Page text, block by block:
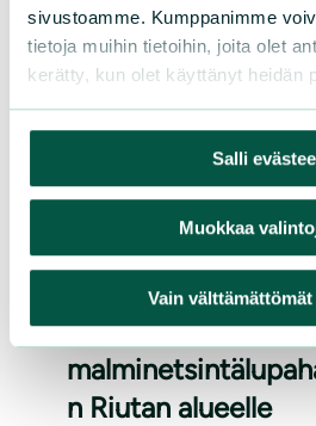
sivustoamme. Kumppanimme
tietoja muihin tietoihin, joita olet
kerätty, kun olet käyttänyt heidän
Salli
Muokkaa
Vain
LAUSUNNOT | 18.12.2025
Muistutus Swedish
AB:n
n Riutan alueelle